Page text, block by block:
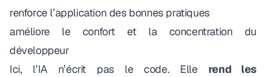
renforce l’application des bonnes pratiques
améliore le confort et la concentration du
développeur
Ici, l’IA n’écrit pas le code. Elle rend les